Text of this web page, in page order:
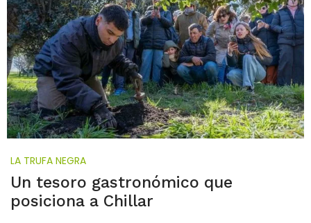
LA TRUFA NEGRA
Un tesoro gastronómico que
posiciona a Chillar